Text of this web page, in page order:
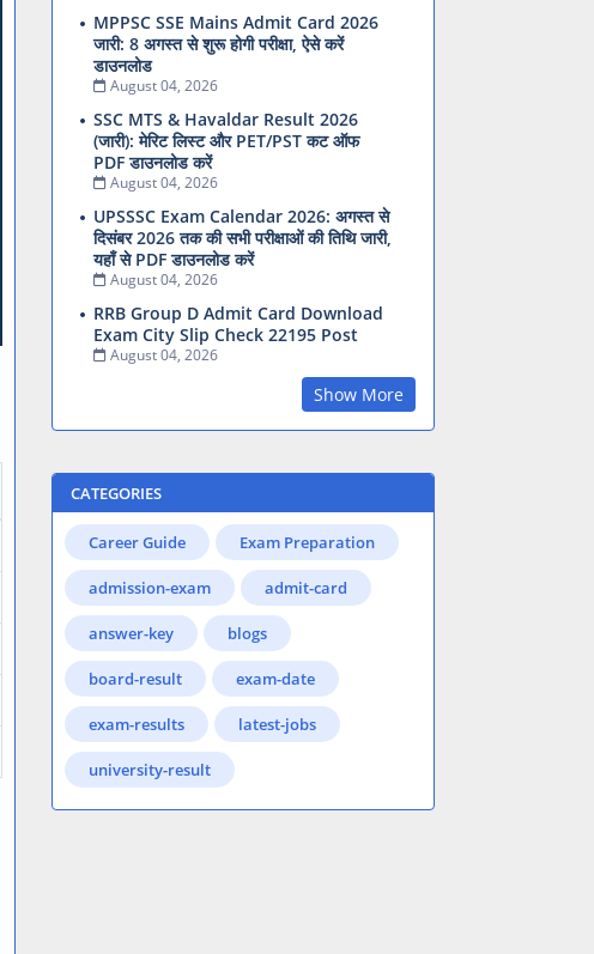
MPPSC SSE Mains Admit Card 2026
जारी: 8 अगस्त से शुरू होगी परीक्षा, ऐसे करें
डाउनलोड
August 04, 2026
SSC MTS & Havaldar Result 2026
(जारी): मेरिट लिस्ट और PET/PST कट ऑफ
PDF डाउनलोड करें
August 04, 2026
UPSSSC Exam Calendar 2026: अगस्त से
दिसंबर 2026 तक की सभी परीक्षाओं की तिथि जारी,
यहाँ से PDF डाउनलोड करें
August 04, 2026
RRB Group D Admit Card Download
Exam City Slip Check 22195 Post
August 04, 2026
Show More
CATEGORIES
Career Guide Exam Preparation
admission-exam admit-card
answer-key blogs
board-result exam-date
exam-results latest-jobs
university-result